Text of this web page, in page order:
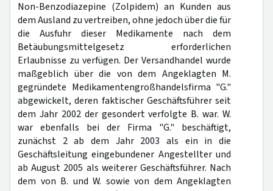
Non-Benzodiazepine (Zolpidem) an Kunden aus
dem Ausland zu vertreiben, ohne jedoch über die für
die Ausfuhr dieser Medikamente nach dem
Betäubungsmittelgesetz erforderlichen
Erlaubnisse zu verfügen. Der Versandhandel wurde
maßgeblich über die von dem Angeklagten M.
gegründete Medikamentengroßhandelsfirma "G."
abgewickelt, deren faktischer Geschäftsführer seit
dem Jahr 2002 der gesondert verfolgte B. war. W.
war ebenfalls bei der Firma "G." beschäftigt,
zunächst 2 ab dem Jahr 2003 als ein in die
Geschäftsleitung eingebundener Angestellter und
ab August 2005 als weiterer Geschäftsführer. Nach
dem von B. und W. sowie von dem Angeklagten